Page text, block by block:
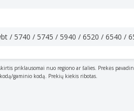
Faktinis skaičius gali
/ 5740 / 5745 / 5940 / 6520 / 6540 /
priklausomai nuo regiono ar šalies. Prekės
gaminio kodą. Prekių kiekis ribotas.